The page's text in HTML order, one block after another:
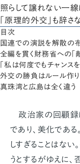
照らして譲れない一線
「原理的外交」も辞さ
目次
国連での演説を解散の
全編を貫く財務省への「
「私は何度でもチャンス
外交の勝負はルール作り
真珠湾と広島は全く違う
政治家の回顧録
であり、美化である
しすぎることはな
うとするがゆえに